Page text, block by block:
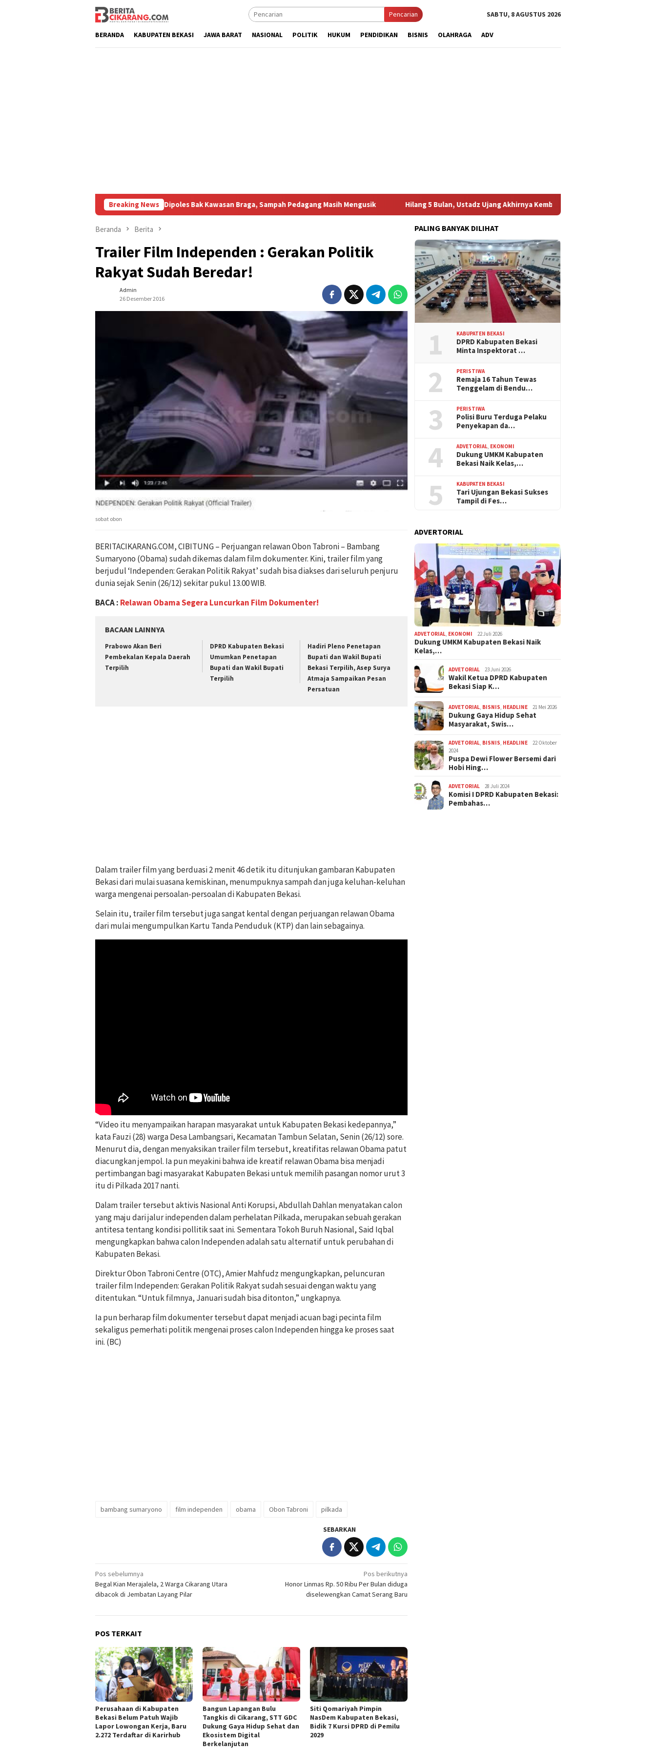
Pencarian SABTU, 8 AGUSTUS 2026
BERANDA KABUPATEN BEKASI JAWA BARAT NASIONAL POLITIK HUKUM PENDIDIKAN BISNIS OLAHRAGA ADV
Breaking News
Pasar Baru Cikarang Dipoles Bak Kawasan Braga, Sampah Pedagang Masih Mengusik Hilang 5 Bulan, Ustadz Ujang Akhirnya Kembali Melihat Motor Kesayangannya
Beranda Berita
Trailer Film Independen : Gerakan Politik
Rakyat Sudah Beredar!
Admin
26 Desember 2016
sobat obon
BERITACIKARANG.COM, CIBITUNG – Perjuangan relawan Obon Tabroni – Bambang
Sumaryono (Obama) sudah dikemas dalam film dokumenter. Kini, trailer film yang
berjudul ‘Independen: Gerakan Politik Rakyat’ sudah bisa diakses dari seluruh penjuru
dunia sejak Senin (26/12) sekitar pukul 13.00 WIB.
BACA : Relawan Obama Segera Luncurkan Film Dokumenter!
BACAAN LAINNYA
Prabowo Akan Beri
Pembekalan Kepala Daerah
Terpilih
DPRD Kabupaten Bekasi
Umumkan Penetapan
Bupati dan Wakil Bupati
Terpilih
Hadiri Pleno Penetapan
Bupati dan Wakil Bupati
Bekasi Terpilih, Asep Surya
Atmaja Sampaikan Pesan
Persatuan
Dalam trailer film yang berduasi 2 menit 46 detik itu ditunjukan gambaran Kabupaten
Bekasi dari mulai suasana kemiskinan, menumpuknya sampah dan juga keluhan-keluhan
warga mengenai persoalan-persoalan di Kabupaten Bekasi.
Selain itu, trailer film tersebut juga sangat kental dengan perjuangan relawan Obama
dari mulai mengumpulkan Kartu Tanda Penduduk (KTP) dan lain sebagainya.
“Video itu menyampaikan harapan masyarakat untuk Kabupaten Bekasi kedepannya,”
kata Fauzi (28) warga Desa Lambangsari, KecamatanTambun Selatan, Senin (26/12) sore.
Menurut dia, dengan menyaksikan trailer film tersebut, kreatifitas relawan Obama patut
diacungkan jempol. Ia pun meyakini bahwa ide kreatif relawan Obama bisa menjadi
pertimbangan bagi masyarakat Kabupaten Bekasi untuk memilih pasangan nomor urut 3
itu di Pilkada 2017 nanti.
Dalam trailer tersebut aktivis Nasional Anti Korupsi, Abdullah Dahlan menyatakan calon
yang maju dari jalur independen dalam perhelatan Pilkada, merupakan sebuah gerakan
antitesa tentang kondisi pollitik saat ini. Sementara Tokoh Buruh Nasional, Said Iqbal
mengungkapkan bahwa calon Independen adalah satu alternatif untuk perubahan di
Kabupaten Bekasi.
Direktur Obon Tabroni Centre (OTC), Amier Mahfudz mengungkapkan, peluncuran
trailer film Independen: Gerakan Politik Rakyat sudah sesuai dengan waktu yang
ditentukan. “Untuk filmnya, Januari sudah bisa ditonton,” ungkapnya.
Ia pun berharap film dokumenter tersebut dapat menjadi acuan bagi pecinta film
sekaligus pemerhati politik mengenai proses calon Independen hingga ke proses saat
ini. (BC)
bambang sumaryono film independen obama Obon Tabroni pilkada
SEBARKAN
Navigasi
pos
Pos sebelumnya
Begal Kian Merajalela, 2 Warga Cikarang Utara
dibacok di Jembatan Layang Pilar
Pos berikutnya
Honor Linmas Rp. 50 Ribu Per Bulan diduga
diselewengkan Camat Serang Baru
POS TERKAIT
Perusahaan di Kabupaten
Bekasi Belum Patuh Wajib
Lapor Lowongan Kerja, Baru
2.272 Terdaftar di Karirhub
Bangun Lapangan Bulu
Tangkis di Cikarang, STT GDC
Dukung Gaya Hidup Sehat dan
Ekosistem Digital
Berkelanjutan
Siti Qomariyah Pimpin
NasDem Kabupaten Bekasi,
Bidik 7 Kursi DPRD di Pemilu
2029
PALING BANYAK DILIHAT
1 KABUPATEN BEKASI
DPRD Kabupaten Bekasi
Minta Inspektorat …
2 PERISTIWA
Remaja 16 Tahun Tewas
Tenggelam di Bendu…
3 PERISTIWA
Polisi Buru Terduga Pelaku
Penyekapan da…
4 ADVETORIAL EKONOMI
Dukung UMKM Kabupaten
Bekasi Naik Kelas,…
5 KABUPATEN BEKASI
Tari Ujungan Bekasi Sukses
Tampil di Fes…
ADVERTORIAL
ADVETORIAL EKONOMI 22 Juli 2026
Dukung UMKM Kabupaten Bekasi Naik
Kelas,…
ADVETORIAL 23 Juni 2026
Wakil Ketua DPRD Kabupaten
Bekasi Siap K…
ADVETORIAL BISNIS HEADLINE 21 Mei 2026
Dukung Gaya Hidup Sehat
Masyarakat, Swis…
ADVETORIAL BISNIS HEADLINE
22 Oktober
2024
Puspa Dewi Flower Bersemi dari
Hobi Hing…
ADVETORIAL 28 Juli 2024
Komisi I DPRD Kabupaten Bekasi:
Pembahas…